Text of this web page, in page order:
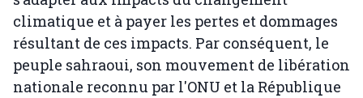
climatique et à payer les pertes et dommages
résultant de ces impacts. Par conséquent, le
peuple sahraoui, son mouvement de libération
nationale reconnu par l'ONU et la République